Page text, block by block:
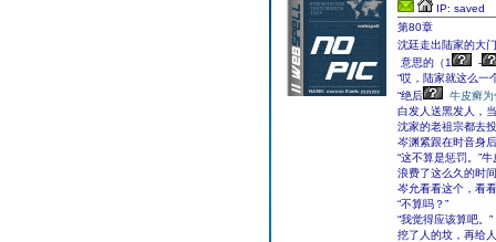
IP: saved
第80章
沈廷走出陆家的大
意思的（1
-
“哎，陆家就这么一
“绝后
牛皮癣
白发人送黑发人，
沈家的老祖宗都去
岑渊紧跟在时音身
“这不算是惩罚。”
浪费了这么久的时
岑允看看这个，看
“不算吗？”
“我觉得应该算吧。”
挖了人的坟，再给